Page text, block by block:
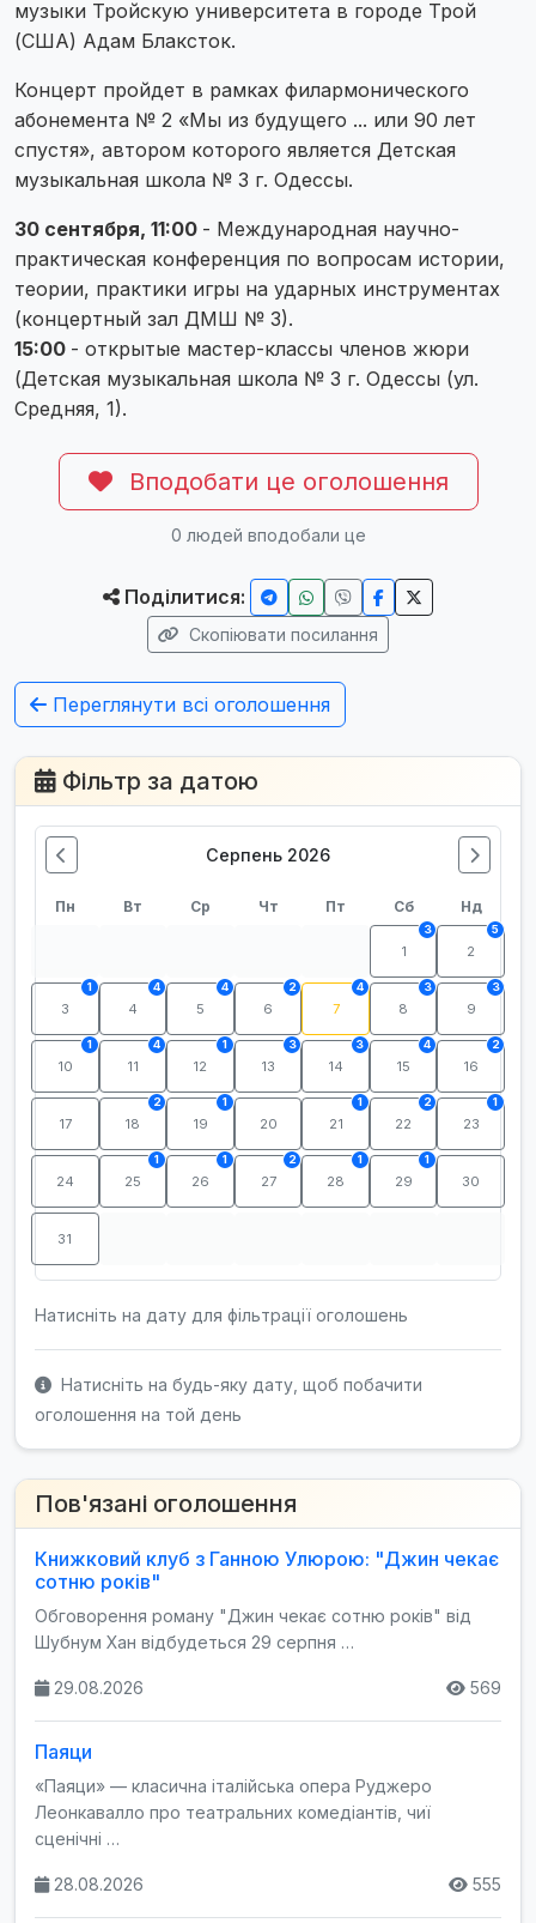
музыки Тройскую университета в городе Трой
(США) Адам Блаксток.
Концерт пройдет в рамках филармонического
абонемента № 2 «Мы из будущего ... или 90 лет
спустя», автором которого является Детская
музыкальная школа № 3 г. Одессы.
30 сентября, 11:00 - Международная научно-
практическая конференция по вопросам истории,
теории, практики игры на ударных инструментах
(концертный зал ДМШ № 3).
15:00 - открытые мастер-классы членов жюри
(Детская музыкальная школа № 3 г. Одессы (ул.
Средняя, 1).
Вподобати це оголошення
0 людей вподобали це
Поділитися:
Скопіювати посилання
Переглянути всі оголошення
Фільтр за датою
Серпень 2026
Пн Вт Ср Чт Пт Сб Нд
1
3
2
5
3
1
4
4
5
4
6
2
7
4
8
3
9
3
10
1
11
4
12
1
13
3
14
3
15
4
16
2
17 18
2
19
1
20 21
1
22
2
23
1
24 25
1
26
1
27
2
28
1
29
1
30
31
Натисніть на дату для фільтрації оголошень
Натисніть на будь-яку дату, щоб побачити
оголошення на той день
Пов'язані оголошення
Книжковий клуб з Ганною Улюрою: "Джин чекає
сотню років"
Обговорення роману "Джин чекає сотню років" від
Шубнум Хан відбудеться 29 серпня …
29.08.2026 569
Паяци
«Паяци» — класична італійська опера Руджеро
Леонкавалло про театральних комедіантів, чиї
сценічні …
28.08.2026 555